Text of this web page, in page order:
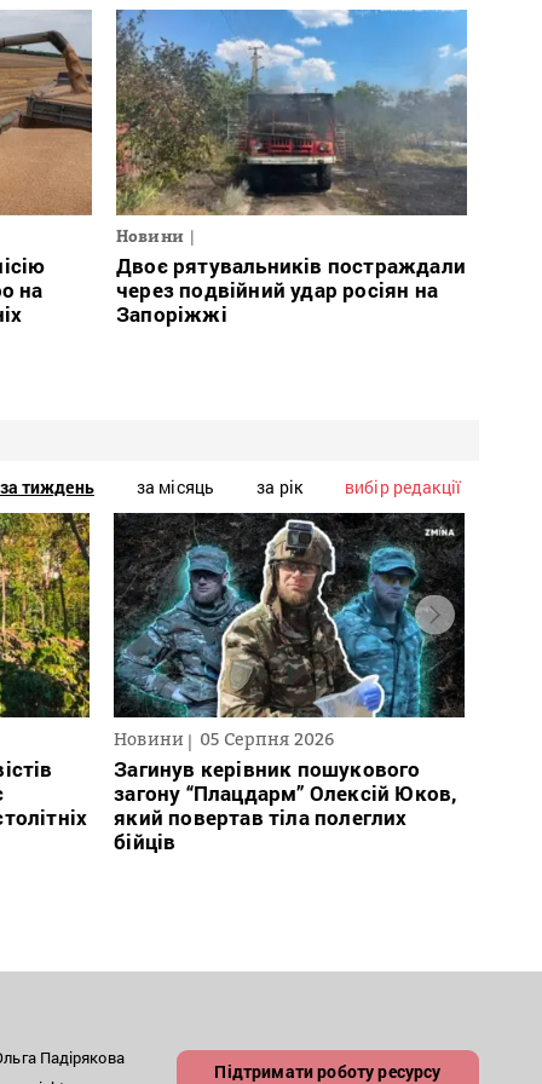
на
Новини
Двоє рятувальників постраждали
через подвійний удар росіян на
Запоріжжі
за тиждень за місяць за рік вибір редакції
Новини 05 Серпня 2026
Загинув керівник пошукового
загону “Плацдарм” Олексій Юков,
який повертав тіла полеглих
бійців
Падірякова
Підтримати роботу ресурсу